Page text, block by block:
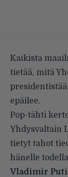
Kaikista
tietää, mitä
epäilee.
Pop-tähti
Yhdysvaltain
tietyt tahot
hänelle
Vladimir